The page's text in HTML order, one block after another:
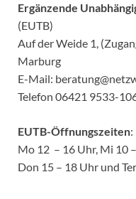
Ergänzende
(EUTB)
Auf der Weide 1,
Marburg
E-Mail:
Telefon 06421 9533-
EUTB-Öffnungszeiten:
Mo 12 – 16 Uhr, Mi 10
Don 15 – 18 Uhr und